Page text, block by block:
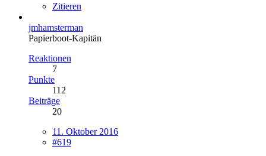
Zitieren
jmhamsterman
Papierboot-Kapitän
Reaktionen
7
Punkte
112
Beiträge
20
11. Oktober 2016
#619